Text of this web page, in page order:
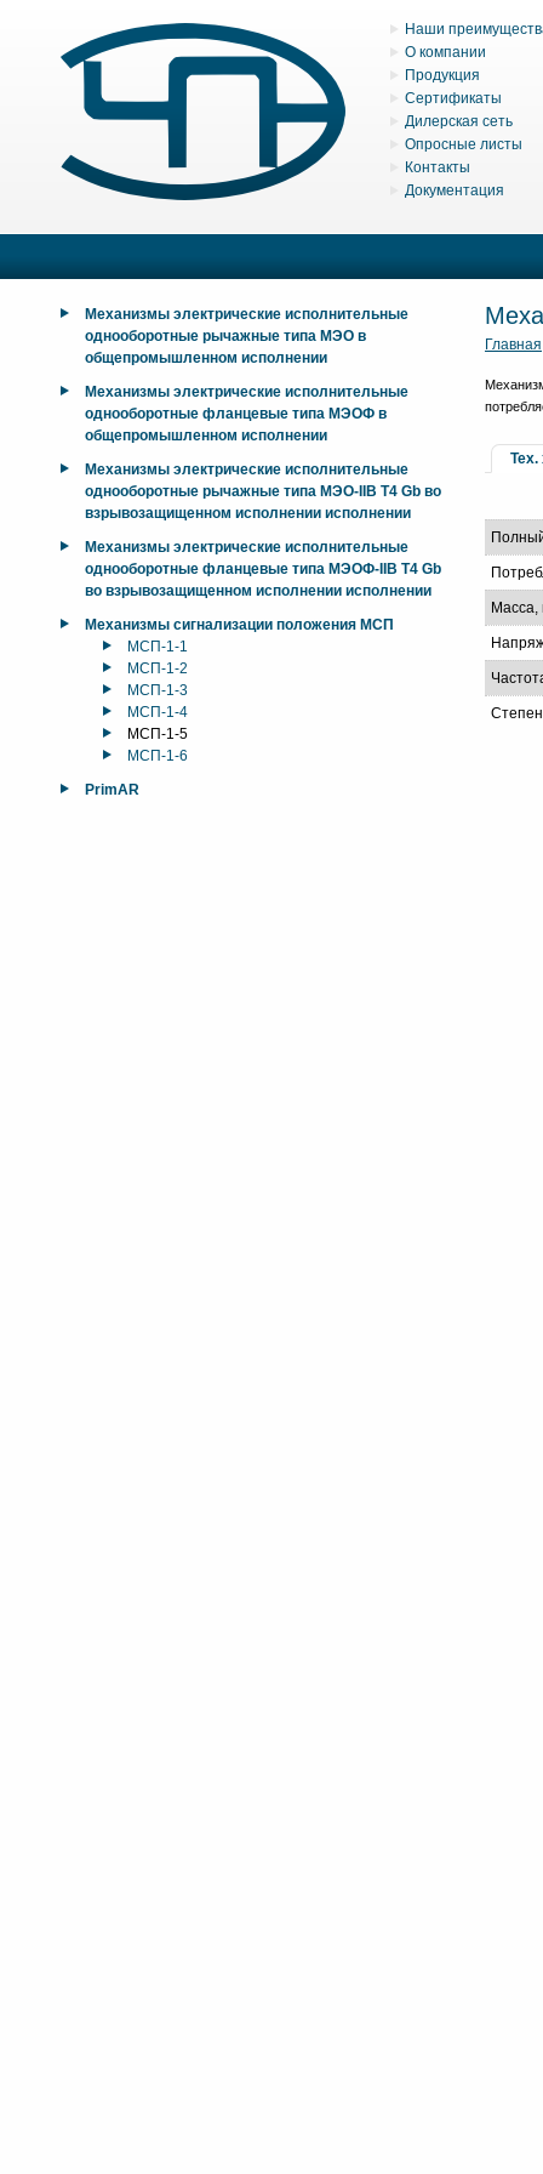
Наши
О компании
Продукция
Сертификаты
Дилерская сеть
Опросные листы
Контакты
Документация
Механизмы электрические исполнительные
однооборотные рычажные типа МЭО в
общепромышленном исполнении
Механизмы электрические исполнительные
однооборотные фланцевые типа МЭОФ в
общепромышленном исполнении
Механизмы электрические исполнительные
однооборотные рычажные типа МЭО-IIB T4 Gb во
взрывозащищенном исполнении исполнении
Механизмы электрические исполнительные
однооборотные фланцевые типа МЭОФ-IIB T4 Gb
во взрывозащищенном исполнении исполнении
Механизмы сигнализации положения МСП
МСП-1-1
МСП-1-2
МСП-1-3
МСП-1-4
МСП-1-5
МСП-1-6
PrimAR
Главная
Тех.
Масса,